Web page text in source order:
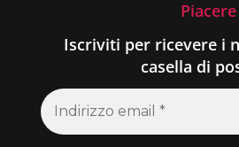
Iscriviti per ricevere i
casella di